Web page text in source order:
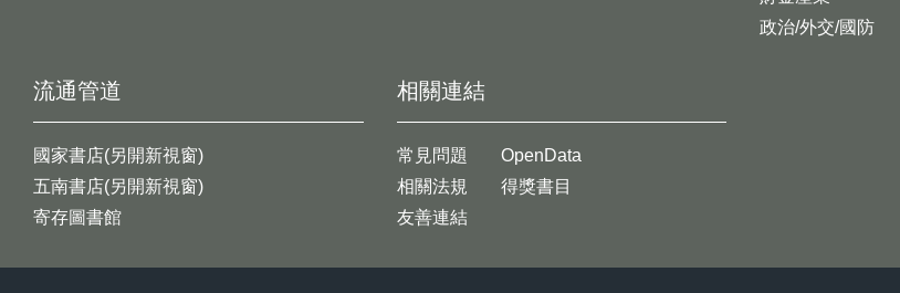
政治/外交/國防
流通管道
國家書店(另開新視窗)
五南書店(另開新視窗)
寄存圖書館
相關連結
常見問題
相關法規
友善連結
OpenData
得獎書目